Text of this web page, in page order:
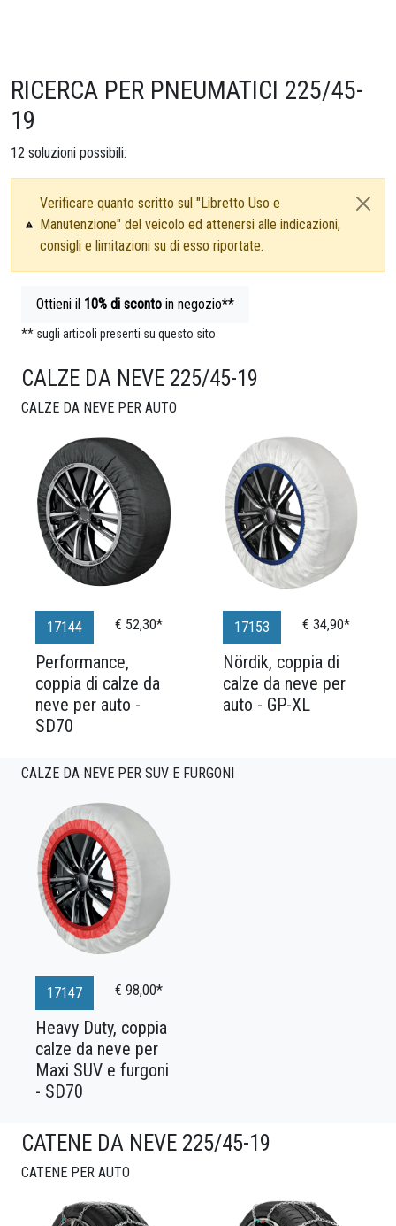
RICERCA PER PNEUMATICI 225/45-
19
12 soluzioni possibili:
Verificare quanto scritto sul "Libretto Uso e
Manutenzione" del veicolo ed attenersi alle indicazioni,
consigli e limitazioni su di esso riportate.
CALZE DA NEVE 225/45-19
CALZE DA NEVE PER AUTO
Ottieni il 10% di sconto in negozio**
** sugli articoli presenti su questo sito
17144 € 52,30*
Performance,
coppia di calze da
neve per auto -
SD70
17153 € 34,90*
Nördik, coppia di
calze da neve per
auto - GP-XL
CALZE DA NEVE PER SUV E FURGONI
17147 € 98,00*
Heavy Duty, coppia
calze da neve per
Maxi SUV e furgoni
- SD70
CATENE DA NEVE 225/45-19
CATENE PER AUTO